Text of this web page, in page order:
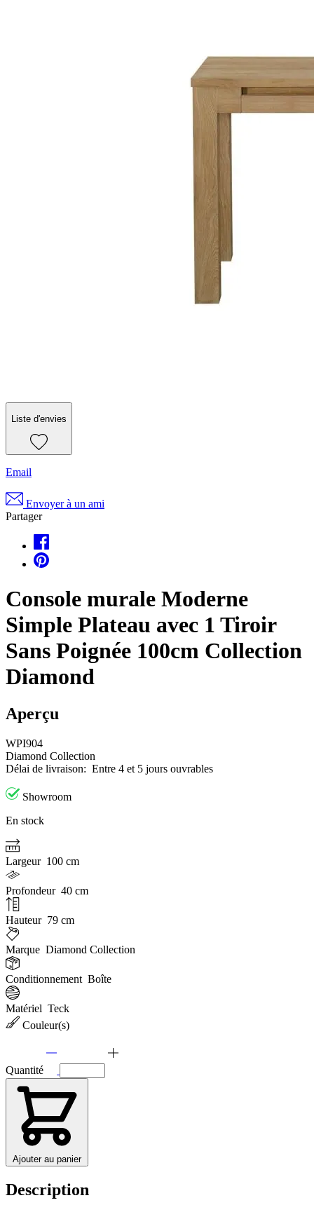
Liste d'envies
Email
Envoyer à un ami
Partager
Console murale Moderne
Simple Plateau avec 1 Tiroir
Sans Poignée 100cm Collection
Diamond
Aperçu
WPI904
Diamond Collection
Délai de livraison: Entre 4 et 5 jours ouvrables
Showroom
En stock
Largeur 100 cm
Profondeur 40 cm
Hauteur 79 cm
Marque Diamond Collection
Conditionnement Boîte
Matériel Teck
Couleur(s)
Quantité
Ajouter au panier
Description